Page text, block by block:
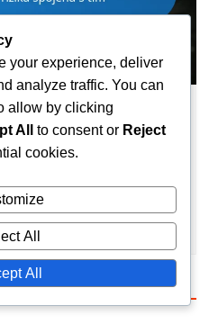
03/2026 0
your experience, deliver
analyze traffic. You can
allow by clicking
All to consent or Reject
cookies.
All
All